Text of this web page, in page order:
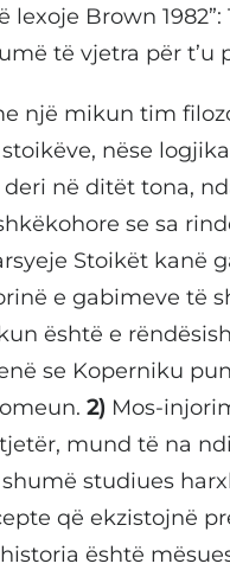
lexoje Brown
të vjetra për t’u
një mikun tim
nëse
në ditët tona,
se sa
Stoikët kanë
e gabimeve të
është e
se Koperniku
2) Mos-
mund të na
studiues
që ekzistojnë
është